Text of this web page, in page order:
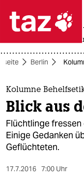

themen
politik
öko
usa
Berlin
Kolumne
Blick aus
Flüchtlinge
Einige Gedanken
Geflüchteten.
17.7.2016 7:00 Uhr